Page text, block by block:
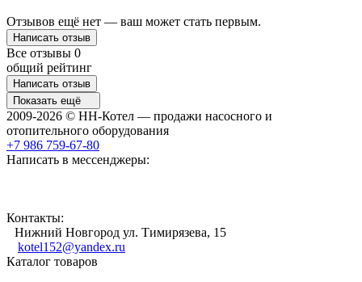
Отзывов ещё нет — ваш может стать первым.
Написать отзыв
Все отзывы 0
общий рейтинг
Написать отзыв
Показать ещё
2009-2026 © НН-Котел — продажи насосного и
отопительного оборудования
+7 986 759-67-80
Написать в мессенджеры:
Контакты:
Нижний Новгород ул. Тимирязева, 15
kotel152@yandex.ru
Каталог товаров